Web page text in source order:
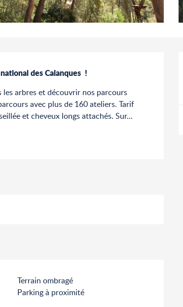
des Calanques  !
arbres et découvrir nos parcours
avec plus de 160 ateliers. Tarif
et cheveux longs attachés. Sur...
Terrain ombragé
Parking à proximité